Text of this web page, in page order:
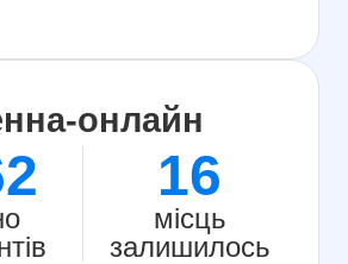
онлайн
16
місць
залишилось